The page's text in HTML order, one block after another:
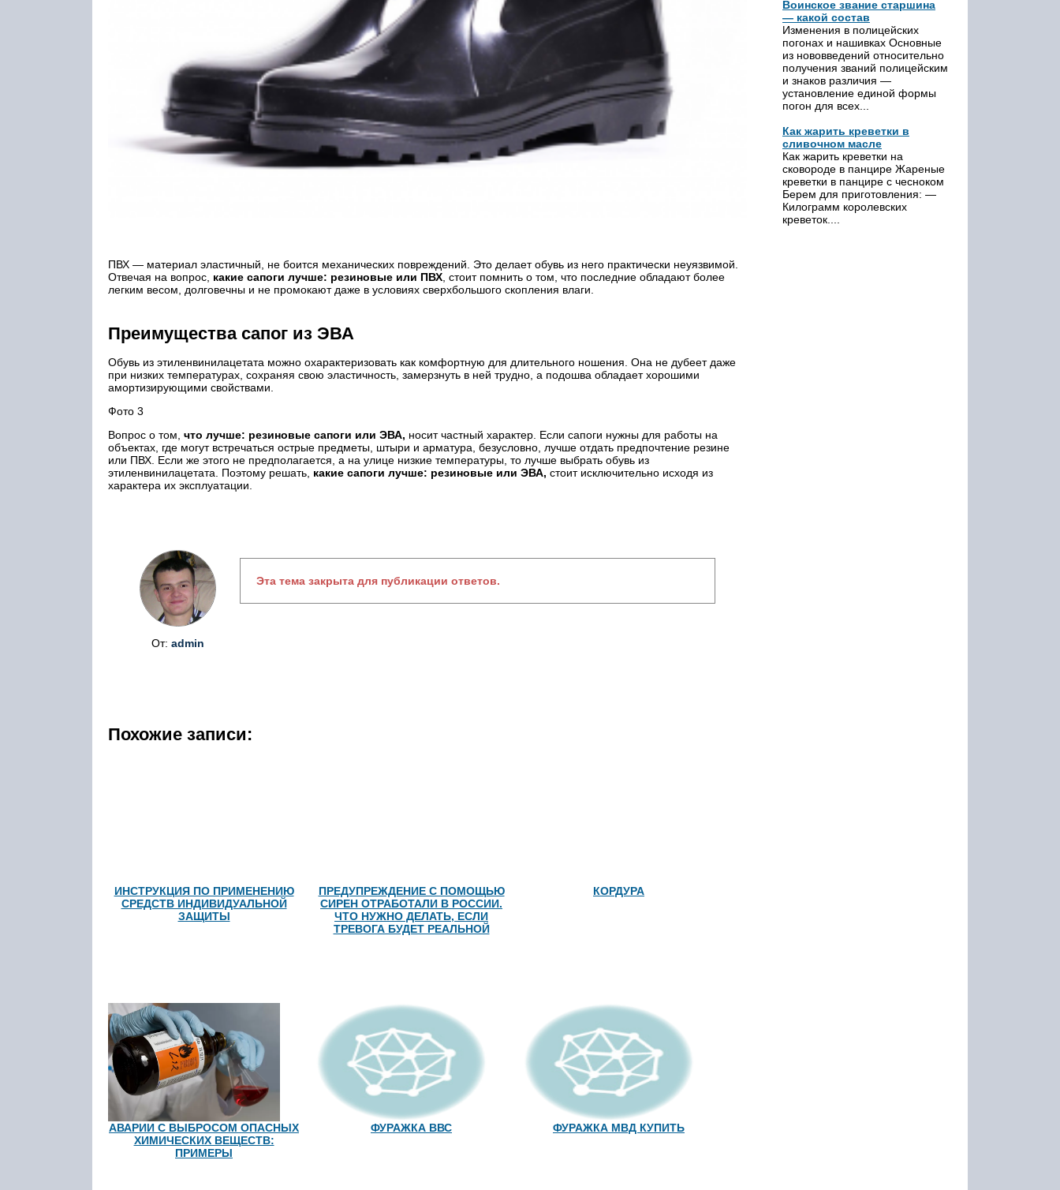
ПВХ ― материал эластичный, не боится механических повреждений. Это делает обувь из него практически неуязвимой.
Отвечая на вопрос, какие сапоги лучше: резиновые или ПВХ , стоит помнить о том, что последние обладают более
легким весом, долговечны и не промокают даже в условиях сверхбольшого скопления влаги.
Преимущества сапог из ЭВА
Обувь из этиленвинилацетата можно охарактеризовать как комфортную для длительного ношения. Она не дубеет даже
при низких температурах, сохраняя свою эластичность, замерзнуть в ней трудно, а подошва обладает хорошими
амортизирующими свойствами.
Фото 3
Вопрос о том, что лучше: резиновые сапоги или ЭВА, носит частный характер. Если сапоги нужны для работы на
объектах, где могут встречаться острые предметы, штыри и арматура, безусловно, лучше отдать предпочтение резине
или ПВХ. Если же этого не предполагается, а на улице низкие температуры, то лучше выбрать обувь из
этиленвинилацетата. Поэтому решать, какие сапоги лучше: резиновые или ЭВА, стоит исключительно исходя из
характера их эксплуатации.
От: admin
Эта тема закрыта для публикации ответов.
Похожие записи:
ИНСТРУКЦИЯ ПО ПРИМЕНЕНИЮ
СРЕДСТВ ИНДИВИДУАЛЬНОЙ
ЗАЩИТЫ
ПРЕДУПРЕЖДЕНИЕ С ПОМОЩЬЮ
СИРЕН ОТРАБОТАЛИ В РОССИИ.
ЧТО НУЖНО ДЕЛАТЬ, ЕСЛИ
ТРЕВОГА БУДЕТ РЕАЛЬНОЙ
КОРДУРА
АВАРИИ С ВЫБРОСОМ ОПАСНЫХ
ХИМИЧЕСКИХ ВЕЩЕСТВ:
ПРИМЕРЫ
ФУРАЖКА ВВС ФУРАЖКА МВД КУПИТЬ
Воинское звание старшина
— какой состав
Изменения в полицейских
погонах и нашивках Основные
из нововведений относительно
получения званий полицейским
и знаков различия —
установление единой формы
погон для всех...
Как жарить креветки в
сливочном масле
Как жарить креветки на
сковороде в панцире Жареные
креветки в панцире с чесноком
Берем для приготовления: —
Килограмм королевских
креветок....